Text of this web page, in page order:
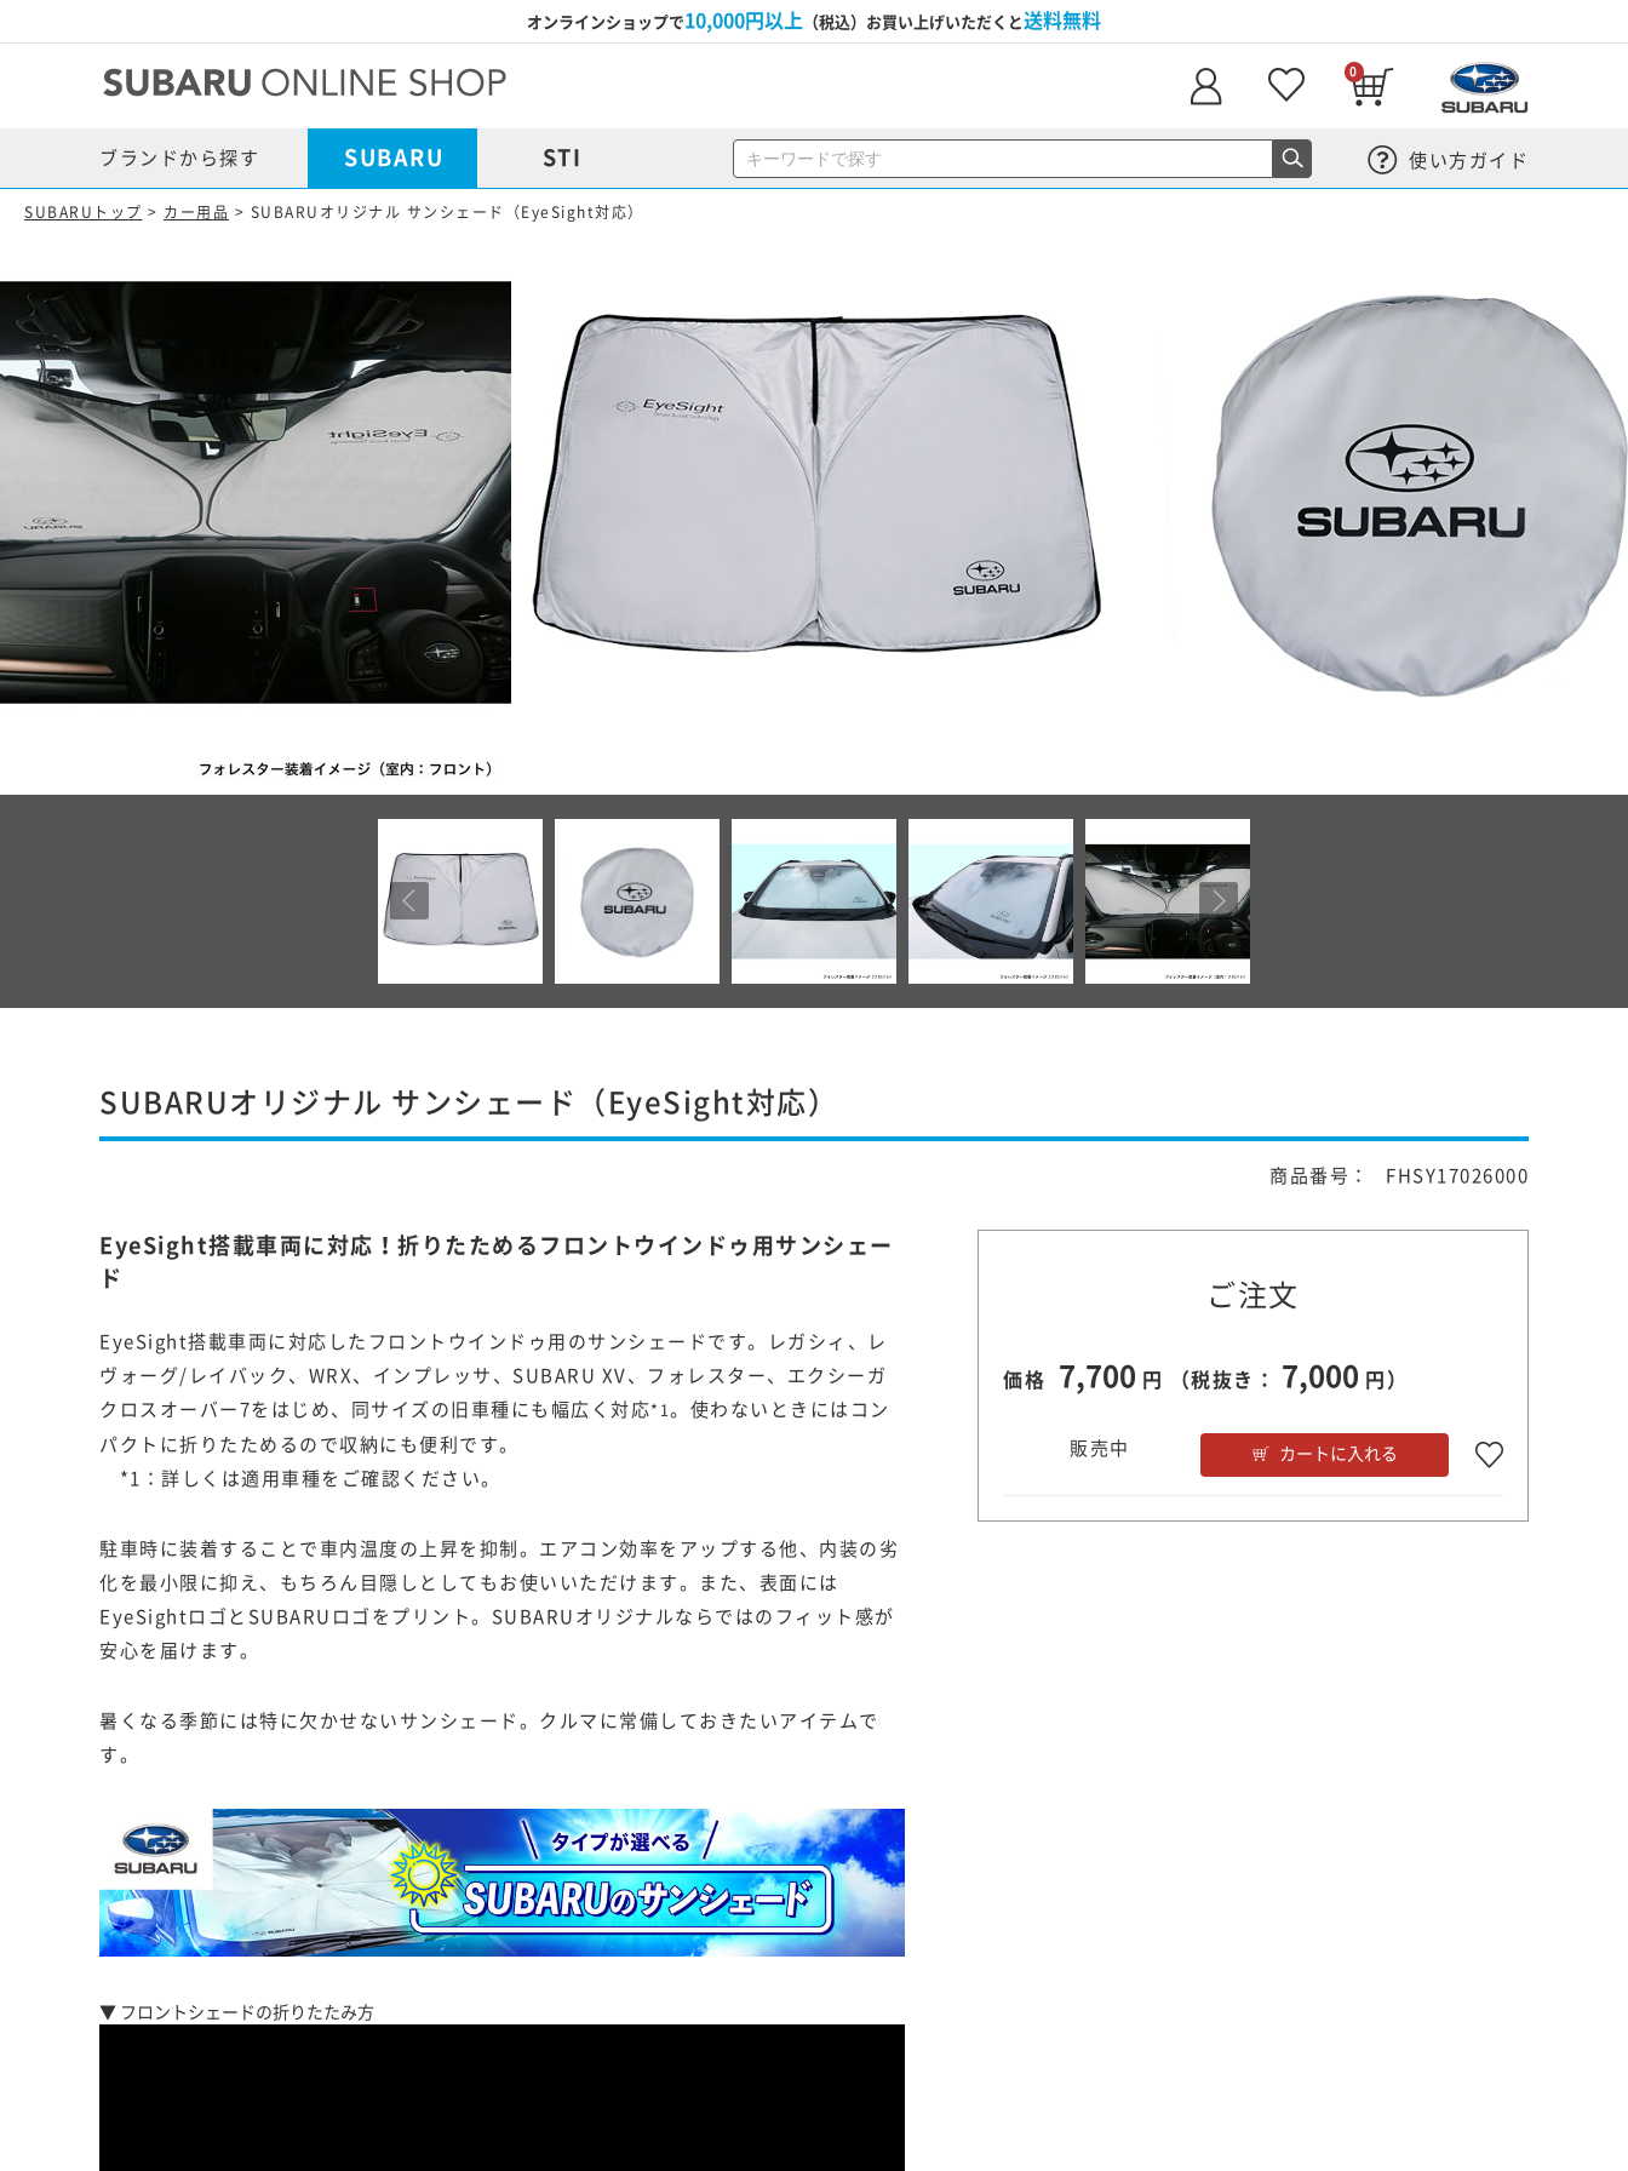
オンラインショップで10,000円以上 （税込）お買い上げいただくと送料無料
0
ブランドから探す SUBARU STI 使い方ガイド
SUBARUトップ > カー用品 > SUBARUオリジナル サンシェード（EyeSight対応）
SUBARUオリジナル サンシェード（EyeSight対応）
商品番号： FHSY17026000
ご注文
価格 7,700 円 （税抜き： 7,000 円）
販売中 カートに入れる
EyeSight搭載車両に対応！折りたためるフロントウインドゥ用サンシェー
ド
EyeSight搭載車両に対応したフロントウインドゥ用のサンシェードです。レガシィ、レ
ヴォーグ/レイバック、WRX、インプレッサ、SUBARU XV、フォレスター、エクシーガ
クロスオーバー7をはじめ、同サイズの旧車種にも幅広く対応*1 。使わないときにはコン
パクトに折りたためるので収納にも便利です。
*1：詳しくは適用車種をご確認ください。
駐車時に装着することで車内温度の上昇を抑制。エアコン効率をアップする他、内装の劣
化を最小限に抑え、もちろん目隠しとしてもお使いいただけます。また、表面には
EyeSightロゴとSUBARUロゴをプリント。SUBARUオリジナルならではのフィット感が
安心を届けます。
暑くなる季節には特に欠かせないサンシェード。クルマに常備しておきたいアイテムで
す。
▼ フロントシェードの折りたたみ方